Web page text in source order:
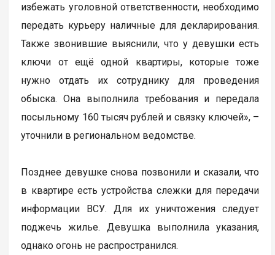
избежать уголовной ответственности, необходимо
передать курьеру наличные для декларирования.
Также звонившие выяснили, что у девушки есть
ключи от ещё одной квартиры, которые тоже
нужно отдать их сотруднику для проведения
обыска. Она выполнила требования и передала
посыльному 160 тысяч рублей и связку ключей», –
уточнили в региональном ведомстве.
Позднее девушке снова позвонили и сказали, что
в квартире есть устройства слежки для передачи
информации ВСУ. Для их уничтожения следует
поджечь жилье. Девушка выполнила указания,
однако огонь не распространился.